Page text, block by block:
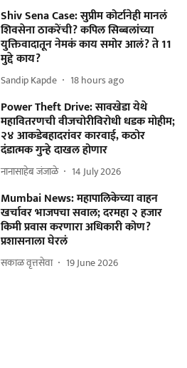
Shiv Sena Case: सुप्रीम कोर्टानेही मानलं
शिवसेना ठाकरेंची? कपिल सिब्बलांच्या
युक्तिवादातून नेमकं काय समोर आलं? ते 11
मुद्दे काय?
Sandip Kapde 18 hours ago
Power Theft Drive: सावखेडा येथे
महावितरणची वीजचोरीविरोधी धडक मोहीम;
२४ आकडेबहादरांवर कारवाई, कठोर
दंडात्मक गुन्हे दाखल होणार
नानासाहेब जंजाळे 14 July 2026
Mumbai News: महापालिकेच्या वाहन
खर्चावर भाजपचा सवाल; दरमहा २ हजार
किमी प्रवास करणारा अधिकारी कोण?
प्रशासनाला घेरलं
सकाळ वृत्तसेवा 19 June 2026